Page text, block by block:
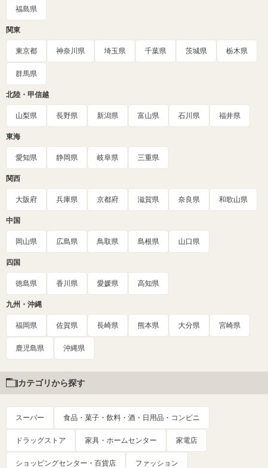
福島県
関東
東京都 神奈川県 埼玉県 千葉県 茨城県 栃木県
群馬県
北陸・甲信越
山梨県 長野県 新潟県 富山県 石川県 福井県
東海
愛知県 静岡県 岐阜県 三重県
関西
大阪府 兵庫県 京都府 滋賀県 奈良県 和歌山県
中国
岡山県 広島県 鳥取県 島根県 山口県
四国
徳島県 香川県 愛媛県 高知県
九州・沖縄
福岡県 佐賀県 長崎県 熊本県 大分県 宮崎県
鹿児島県 沖縄県
カテゴリから探す
スーパー 食品・菓子・飲料・酒・日用品・コンビニ
ドラッグストア 家具・ホームセンター 家電店
ショッピングセンター・百貨店 ファッション